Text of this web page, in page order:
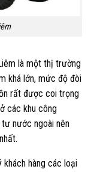
là một thị trường
khá lớn, mức độ đòi
rất được coi trọng
các khu công
nước ngoài nên
hàng các loại